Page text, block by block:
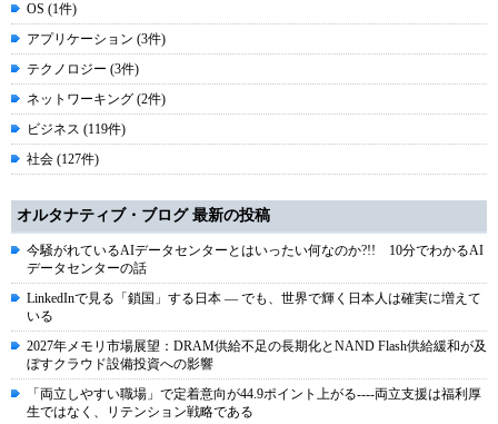
OS (1件)
アプリケーション (3件)
テクノロジー (3件)
ネットワーキング (2件)
ビジネス (119件)
社会 (127件)
オルタナティブ・ブログ 最新の投稿
今騒がれているAIデータセンターとはいったい何なのか?!! 10分でわかるAI
データセンターの話
LinkedInで見る「鎖国」する日本 ― でも、世界で輝く日本人は確実に増えて
いる
2027年メモリ市場展望：DRAM供給不足の長期化とNAND Flash供給緩和が及
ぼすクラウド設備投資への影響
「両立しやすい職場」で定着意向が44.9ポイント上がる----両立支援は福利厚
生ではなく、リテンション戦略である